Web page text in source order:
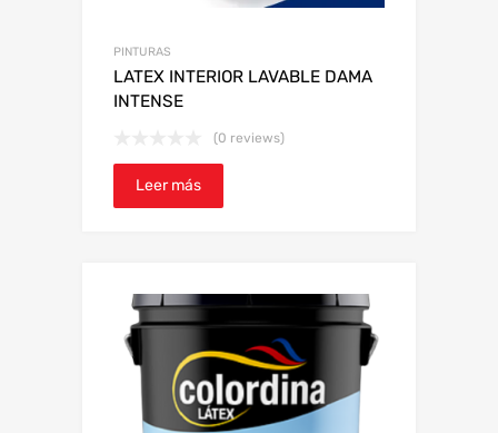
PINTURAS
LATEX INTERIOR LAVABLE DAMA
INTENSE
(0 reviews)
Leer más